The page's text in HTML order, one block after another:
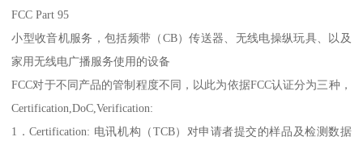
FCC Part 95
小型收音机服务，包括频带（CB）传送器、无线电操纵玩具、以及
家用无线电广播服务使用的设备
FCC对于不同产品的管制程度不同，以此为依据FCC认证分为三种，
Certification,DoC,Verification:
1．Certification: 电讯机构（TCB）对申请者提交的样品及检测数据